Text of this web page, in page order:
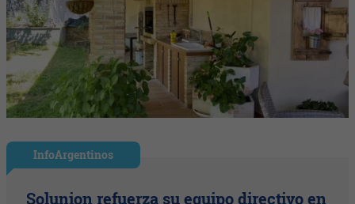
InfoArgentinos
Solunion refuerza su equipo directivo en